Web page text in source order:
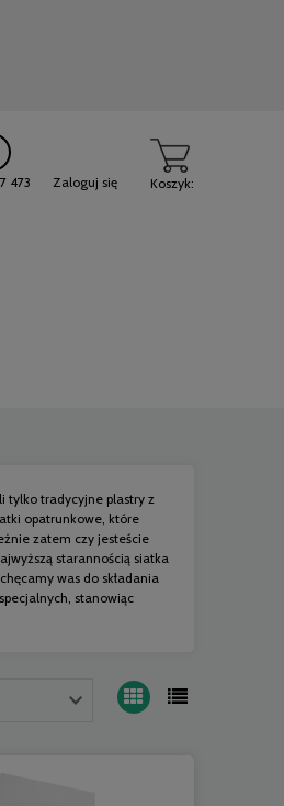
Koszyk:
473 Zaloguj się
tylko tradycyjne plastry z
opatrunkowe, które
zatem czy jesteście
starannością siatka
was do składania
stanowiąc